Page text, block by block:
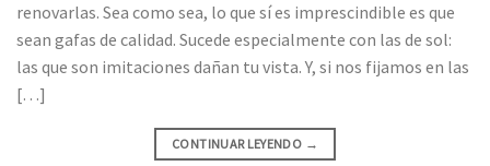
renovarlas. Sea como sea, lo que sí es imprescindible es que
sean gafas de calidad. Sucede especialmente con las de sol:
las que son imitaciones dañan tu vista. Y, si nos fijamos en las
[…]
CONTINUAR LEYENDO →